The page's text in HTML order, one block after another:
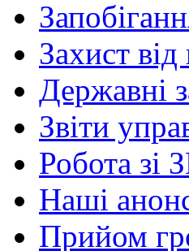
Захист від
Державні
Звіти
Робота зі
Наші
Прийом